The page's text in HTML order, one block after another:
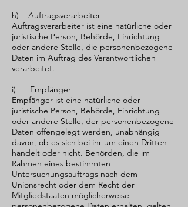
h) Auftragsverarbeiter
Auftragsverarbeiter ist eine natürliche oder
juristische Person, Behörde, Einrichtung
oder andere Stelle, die personenbezogene
Daten im Auftrag des Verantwortlichen
verarbeitet.
i) Empfänger
Empfänger ist eine natürliche oder
juristische Person, Behörde, Einrichtung
oder andere Stelle, der personenbezogene
Daten offengelegt werden, unabhängig
davon, ob es sich bei ihr um einen Dritten
handelt oder nicht. Behörden, die im
Rahmen eines bestimmten
Untersuchungsauftrags nach dem
Unionsrecht oder dem Recht der
Mitgliedstaaten möglicherweise